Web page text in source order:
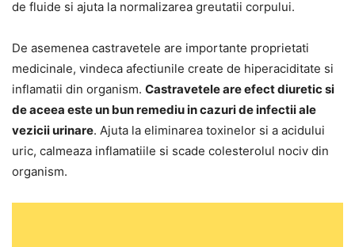
de fluide si ajuta la normalizarea greutatii corpului.
De asemenea castravetele are importante proprietati
medicinale, vindeca afectiunile create de hiperaciditate si
inflamatii din organism. Castravetele are efect diuretic si
de aceea este un bun remediu in cazuri de infectii ale
vezicii urinare. Ajuta la eliminarea toxinelor si a acidului
uric, calmeaza inflamatiile si scade colesterolul nociv din
organism.